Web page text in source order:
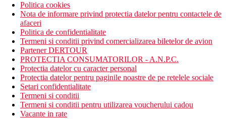
Politica cookies
Nota de informare privind protectia datelor pentru contactele de
afaceri
Politica de confidentialitate
Termeni si conditii privind comercializarea biletelor de avion
Partener DERTOUR
PROTECTIA CONSUMATORILOR - A.N.P.C.
Protectia datelor cu caracter personal
Protectia datelor pentru paginile noastre de pe retelele sociale
Setari confidentialitate
Termeni si conditii
Termeni si conditii pentru utilizarea voucherului cadou
Vacante in rate